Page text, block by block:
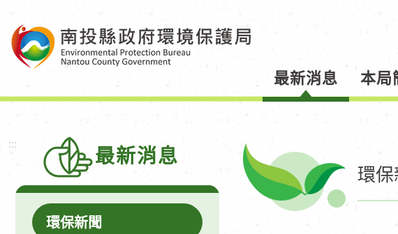
主
容
塊
最新消息 本局
:::
最新消息
環保新聞
環保